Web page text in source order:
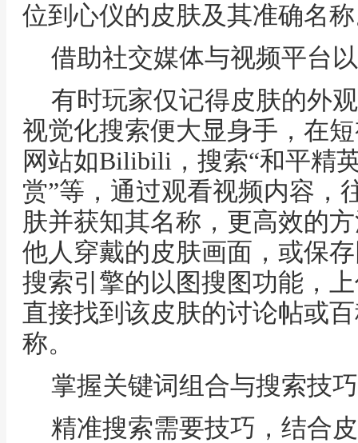
位到心仪的皮肤及其准确名
借助社交媒体与视频平台
有时玩家仅记得皮肤的外
视觉化搜索便大显身手，在
网站如Bilibili，搜索“和平精
赏”等，通过观看视频内容，
肤并获知其名称，更高效的
他人穿戴的皮肤画面，或保
搜索引擎的以图搜图功能，
直接找到该皮肤的讨论帖或
称。
掌握关键词组合与搜索技巧
精准搜索需要技巧，结合